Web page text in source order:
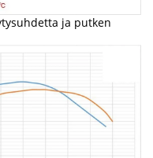
ja putken